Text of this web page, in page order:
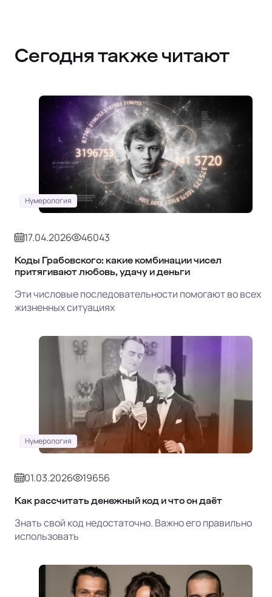
Сегодня также читают
Нумерология
17.04.2026 46043
Коды Грабовского: какие комбинации чисел
притягивают любовь, удачу и деньги
Эти числовые последовательности помогают во всех
жизненных ситуациях
Нумерология
01.03.2026 19656
Как рассчитать денежный код и что он даёт
Знать свой код недостаточно. Важно его правильно
использовать